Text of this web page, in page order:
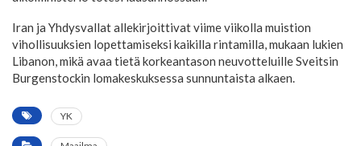
Iran ja Yhdysvallat allekirjoittivat viime viikolla muistion
vihollisuuksien lopettamiseksi kaikilla rintamilla, mukaan lukien
Libanon, mikä avaa tietä korkeantason neuvotteluille Sveitsin
Burgenstockin lomakeskuksessa sunnuntaista alkaen.
YK